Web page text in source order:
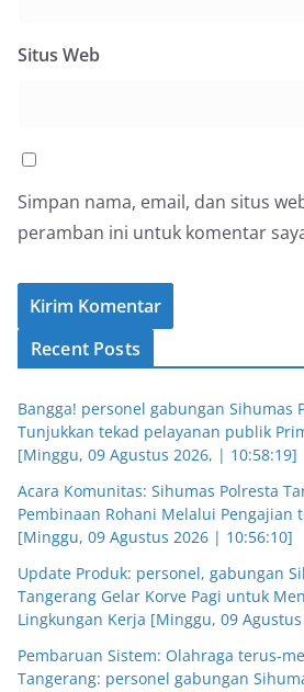
Situs Web
Simpan nama, email, dan situs
peramban ini untuk komentar
Recent Posts
Bangga! personel gabungan Sihumas
Tunjukkan tekad pelayanan publik
[Minggu, 09 Agustus 2026, | 10:58:19]
Acara Komunitas: Sihumas Polresta
Pembinaan Rohani Melalui Pengajian
[Minggu, 09 Agustus 2026 | 10:56:10]
Update Produk: personel, gabungan
Tangerang Gelar Korve Pagi untuk
Lingkungan Kerja [Minggu, 09
Pembaruan Sistem: Olahraga terus-
Tangerang: personel gabungan